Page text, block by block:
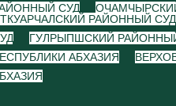
СУД
ТКУАРЧАЛСКИЙ РАЙОННЫЙ СУД
ГУЛРЫПШСКИЙ
АБХАЗИЯ